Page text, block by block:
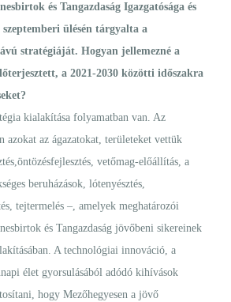
és Tangazdaság Igazgatósága és
ülésén tárgyalta a
stratégiáját. Hogyan jellemezné a
a 2021-2030 közötti időszakra
kialakítása folyamatban van. Az
azokat az ágazatokat, területeket vettük
vetőmag-előállítás, a
beruházások, lótenyésztés,
tejtermelés –, amelyek meghatározói
és Tangazdaság jövőbeni sikereinek
A technológiai innováció, a
élet gyorsulásából adódó kihívások
hogy Mezőhegyesen a jövő